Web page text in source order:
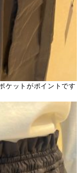
ケットがポイントです